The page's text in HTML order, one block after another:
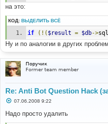
на это:
КОД: ВЫДЕЛИТЬ ВСЁ
if (!( $result = $db->
Ну и по аналогии в других
Поручик
Former team member
Re: Anti Bot Question Hack
С
о
б
07.06.2008 9:22
Надо просто удалить